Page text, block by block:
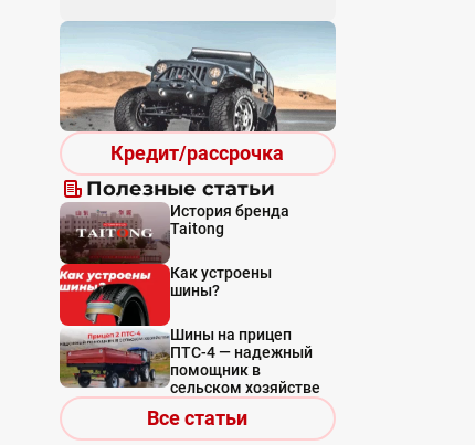
Кредит/рассрочка
Полезные статьи
История бренда
Taitong
Как устроены
шины?
Шины на прицеп
ПТС-4 — надежный
помощник в
сельском хозяйстве
Все статьи